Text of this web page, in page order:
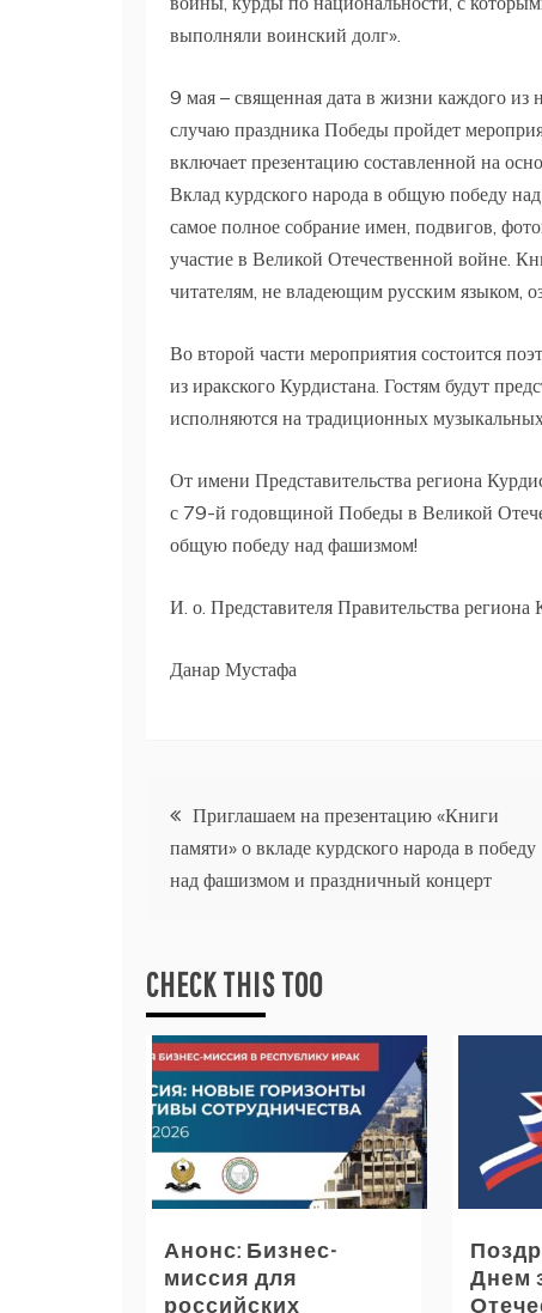
выполняли воинский долг».
9 мая – священная дата в жизни каждого
случаю праздника Победы пройдет
включает презентацию составленной на
Вклад курдского народа в общую победу
самое полное собрание имен, подвигов,
участие в Великой Отечественной войне.
читателям, не владеющим русским языком,
Во второй части мероприятия состоится
из иракского Курдистана. Гостям будут
исполняются на традиционных
От имени Представительства региона
с 79-й годовщиной Победы в Великой
общую победу над фашизмом!
И. о. Представителя Правительства
Данар Мустафа
Навигация
по
Приглашаем на презентацию «Книги
памяти» о вкладе курдского народа в победу
над фашизмом и праздничный концерт
CHECK THIS TOO
Анонс: Бизнес-
миссия для
российских
Днем